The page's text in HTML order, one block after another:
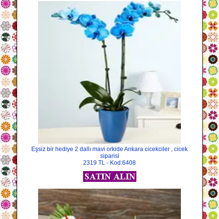
Eşsiz bir hediye 2 dallı mavi orkide Ankara cicekciler , cicek
siparisi
2319 TL - Kod:6408